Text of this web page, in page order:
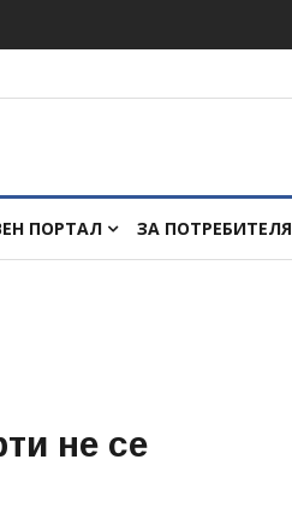
ПОРТАЛ ЗА ПОТРЕБИТЕЛЯ
не се